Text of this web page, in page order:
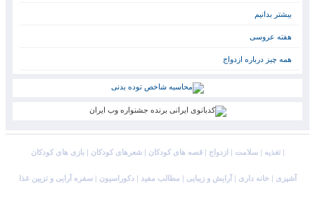
بیشتر بدانیم
هفته عروسی
همه چیز درباره ازدواج
بازی های کودکان| شعرهای کودکان| قصه های کودکان| ازدواج سلامت| تغذیه|
سفره آرایی و تزیین غذا| دکوراسیون| مطالب مفید| آرایش و زیبایی خانه داری آشپزی